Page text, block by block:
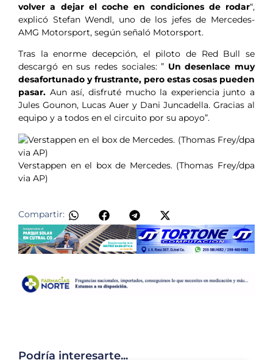
volver a dejar el coche en condiciones de rodar“,
explicó Stefan Wendl, uno de los jefes de Mercedes-
AMG Motorsport, según señaló Motorsport.
Tras la enorme decepción, el piloto de Red Bull se
descargó en sus redes sociales: ” Un desenlace muy
desafortunado y frustrante, pero estas cosas pueden
pasar. Aun así, disfruté mucho la experiencia junto a
Jules Gounon, Lucas Auer y Dani Juncadella. Gracias al
equipo y a todos en el circuito por su apoyo”.
Verstappen en el box de Mercedes. (Thomas Frey/dpa
via AP)
Compartir:
Podría interesarte...